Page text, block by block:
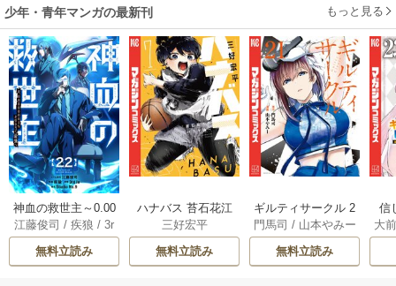
少年・青年マンガの最新刊 もっと見る
神血の救世主～0.00
000001％を引き当
て最強へ～【電子
書籍特典付】 22巻
江藤俊司 /疾狼 /3r
Studio No.9
無料立読み
ハナバス 苔石花江
のバスケ論 7巻
三好宏平
無料立読み
ギルティサークル 2
1巻
門馬司 / 山本やみー
無料立読み
信
に
大